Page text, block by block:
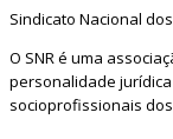
Sindicato Nacional
O SNR é uma
personalidade
socioprofissionais